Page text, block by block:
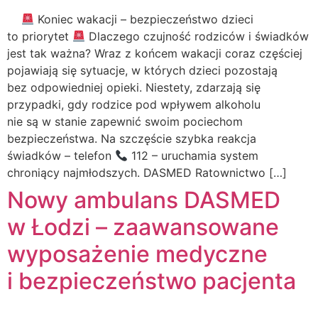
Koniec wakacji – bezpieczeństwo dzieci
to priorytet
Dlaczego czujność rodziców i świadków
jest tak ważna? Wraz z końcem wakacji coraz częściej
pojawiają się sytuacje, w których dzieci pozostają
bez odpowiedniej opieki. Niestety, zdarzają się
przypadki, gdy rodzice pod wpływem alkoholu
nie są w stanie zapewnić swoim pociechom
bezpieczeństwa. Na szczęście szybka reakcja
świadków – telefon
112 – uruchamia system
chroniący najmłodszych. DASMED Ratownictwo […]
Nowy ambulans DASMED
w Łodzi – zaawansowane
wyposażenie medyczne
i bezpieczeństwo pacjenta